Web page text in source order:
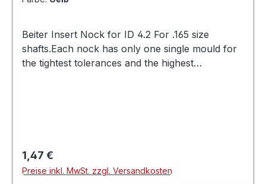
Beiter Insert Nock for ID 4.2 For .165 size
shafts.Each nock has only one single mould for
the tightest tolerances and the highest
shafts from brands such as Black Eagle, GoldTip
and Victory. Groove Size1Grain Weight6.1
grainsProfileAsymmetricCompatibilityfor most
Regulärer Preis:
1,47 €
Preise inkl. MwSt. zzgl. Versandkosten